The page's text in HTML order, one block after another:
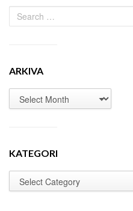
ARKIVA
KATEGORI